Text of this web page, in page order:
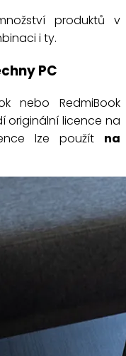
produktů v
i ty.
PC
nebo RedmiBook
originální licence na
lze použít na